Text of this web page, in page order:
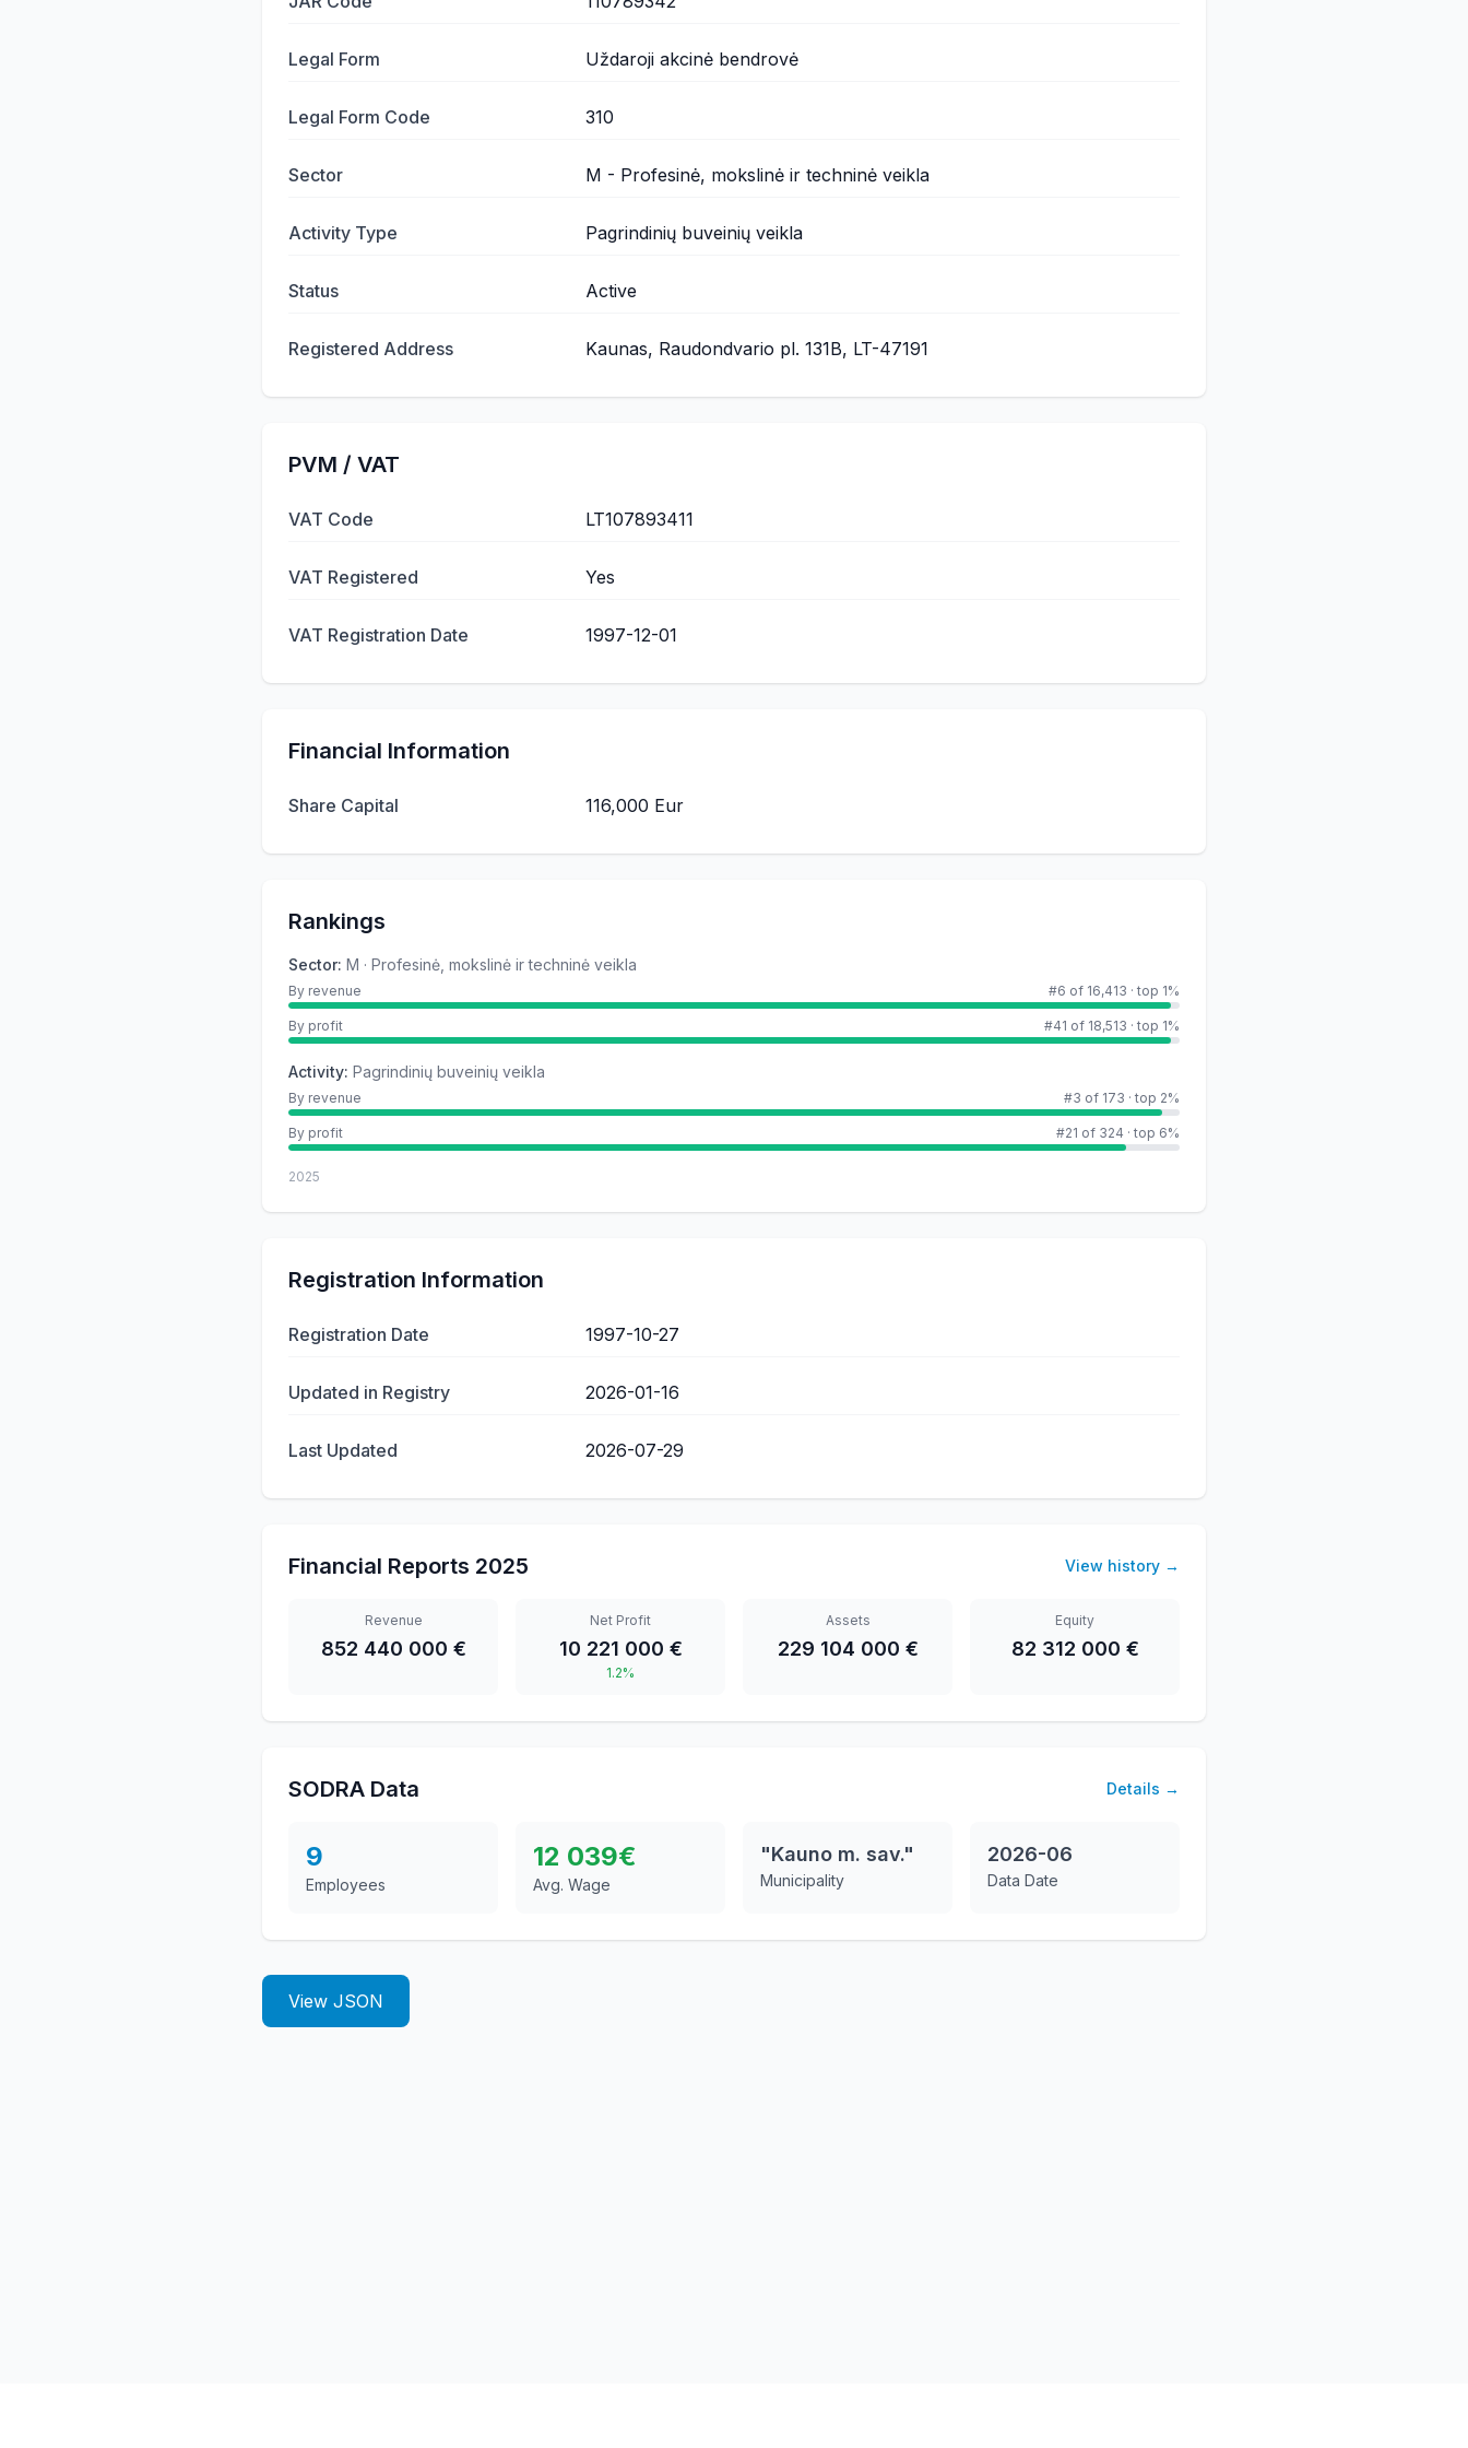
Legal Form Uždaroji akcinė bendrovė
Legal Form Code 310
Sector M - Profesinė, mokslinė ir techninė veikla
Activity Type Pagrindinių buveinių veikla
Status Active
Registered Address Kaunas, Raudondvario pl. 131B, LT-47191
PVM / VAT
VAT Code LT107893411
VAT Registered Yes
VAT Registration Date 1997-12-01
Financial Information
Share Capital 116,000 Eur
Rankings
Sector: M · Profesinė, mokslinė ir techninė veikla
By revenue #6 of 16,413 · top 1%
By profit #41 of 18,513 · top 1%
Activity: Pagrindinių buveinių veikla
By revenue #3 of 173 · top 2%
By profit #21 of 324 · top 6%
2025
Registration Information
Registration Date 1997-10-27
Updated in Registry 2026-01-16
Last Updated 2026-07-29
Financial Reports 2025 View history →
Revenue
852 440 000 €
Net Profit
10 221 000 €
1.2%
Assets
229 104 000 €
Equity
82 312 000 €
SODRA Data Details →
9
Employees
12 039€
Avg. Wage
"Kauno m. sav."
Municipality
2026-06
Data Date
View JSON